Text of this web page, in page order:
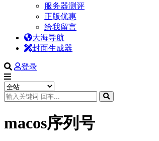
服务器测评
正版优惠
给我留言
大海导航
封面生成器
登录
macos序列号